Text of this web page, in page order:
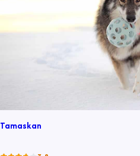
Tamaskan